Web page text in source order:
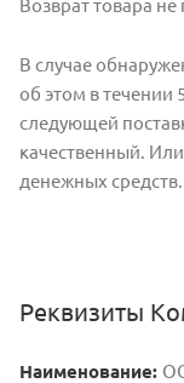
Возврат товара
В случае
об этом в течении
следующей
качественный.
денежных средств.
Реквизиты
Наименование: